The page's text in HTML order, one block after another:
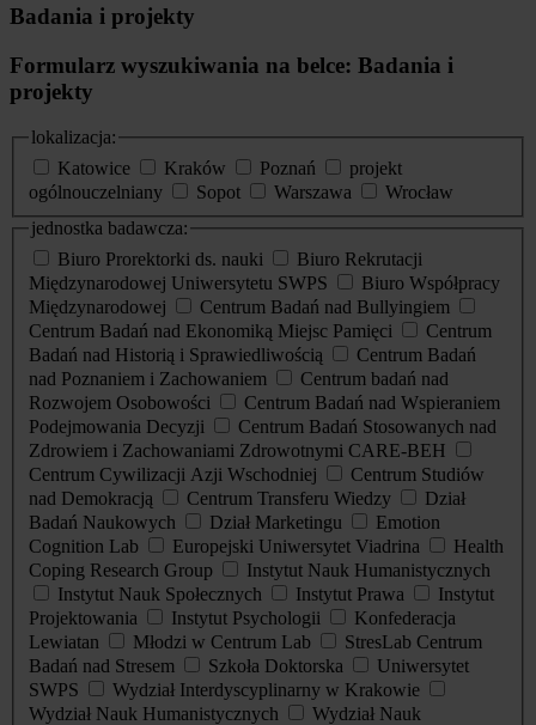
Badania i projekty
Formularz wyszukiwania na belce: Badania i
projekty
lokalizacja:
Katowice
Kraków Poznań
projekt
ogólnouczelniany
Sopot Warszawa
Wrocław
jednostka badawcza:
Biuro Prorektorki ds. nauki
Biuro Rekrutacji
Międzynarodowej Uniwersytetu SWPS
Biuro Współpracy
Międzynarodowej
Centrum Badań nad Bullyingiem
Centrum Badań nad Ekonomiką Miejsc Pamięci
Centrum
Badań nad Historią i Sprawiedliwością
Centrum Badań
nad Poznaniem i Zachowaniem
Centrum badań nad
Rozwojem Osobowości
Centrum Badań nad Wspieraniem
Podejmowania Decyzji
Centrum Badań Stosowanych nad
Zdrowiem i Zachowaniami Zdrowotnymi CARE-BEH
Centrum Cywilizacji Azji Wschodniej
Centrum Studiów
nad Demokracją
Centrum Transferu Wiedzy
Dział
Badań Naukowych
Dział Marketingu
Emotion
Cognition Lab
Europejski Uniwersytet Viadrina
Health
Coping Research Group
Instytut Nauk Humanistycznych
Instytut Nauk Społecznych
Instytut Prawa
Instytut
Projektowania
Instytut Psychologii
Konfederacja
Lewiatan
Młodzi w Centrum Lab
StresLab Centrum
Badań nad Stresem
Szkoła Doktorska
Uniwersytet
SWPS
Wydział Interdyscyplinarny w Krakowie
Wydział Nauk Humanistycznych
Wydział Nauk